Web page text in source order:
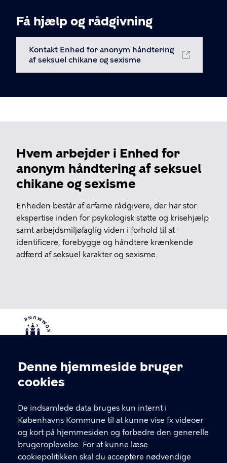
Cookieindstillinger
Denne hjemmeside bruger
cookies
De indsamlede data bruges kun internt i
Københavns Kommune til at kunne vise fx videoer
og kort på hjemmesiden og forbedre den generelle
brugeroplevelse. For at kunne læse
cookiepolitikken skal du acceptere nødvendige
Få hjælp og rådgivning
Kontakt Enhed for anonym håndtering
af seksuel chikane og sexisme
Hvem arbejder i Enhed for
anonym håndtering af seksuel
chikane og sexisme
Enheden består af erfarne rådgivere, der har stor
ekspertise inden for psykologisk støtte og krisehjælp
samt arbejdsmiljøfaglig viden i forhold til at
identificere, forebygge og håndtere krænkende
adfærd af seksuel karakter og sexisme.
Uddannelse København
Kontakt og telefontider
Serridslevvej 2A, 1. sal